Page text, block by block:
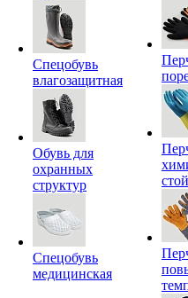
Спецобувь
влагозащитная
Обувь для
охранных
структур
Спецобувь
медицинская